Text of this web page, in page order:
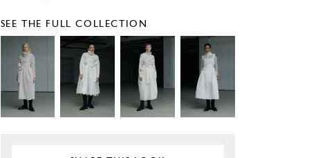
SEE THE FULL COLLECTION